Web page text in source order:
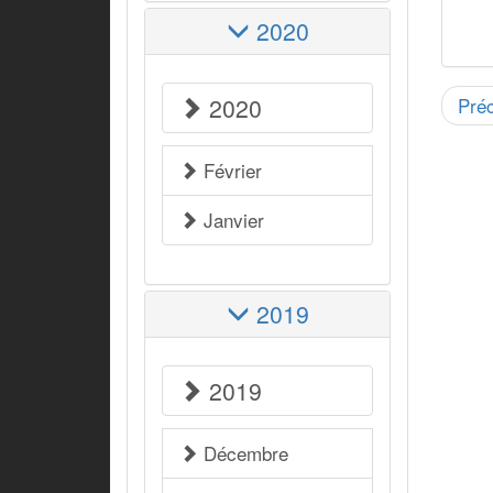
2020
2020
Février
Janvier
2019
2019
Décembre